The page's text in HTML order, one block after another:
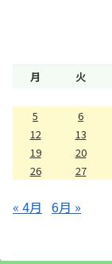
月 火
5
6
12
13
19
20
26
27
« 4月 6月 »